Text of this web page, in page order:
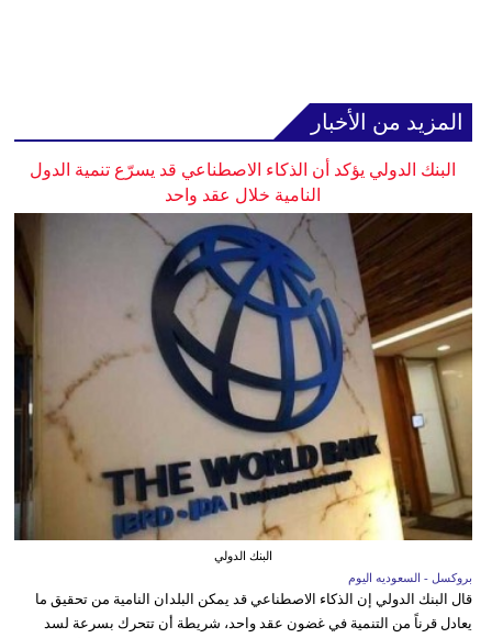
المزيد من الأخبار
البنك الدولي يؤكد أن الذكاء الاصطناعي قد يسرّع تنمية الدول
النامية خلال عقد واحد
البنك الدولي
بروكسل - السعوديه اليوم
قال البنك الدولي إن الذكاء الاصطناعي قد يمكن البلدان النامية من تحقيق ما
يعادل قرناً من التنمية في غضون عقد واحد، شريطة أن تتحرك بسرعة لسد